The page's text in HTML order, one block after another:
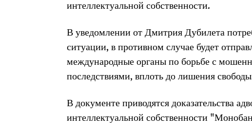
интеллектуальной собственности.
В уведомлении от Дмитрия Дубилета
ситуации, в противном случае будет
международные органы по борьбе с
последствиями, вплоть до лишения
В документе приводятся доказательства
интеллектуальной собственности